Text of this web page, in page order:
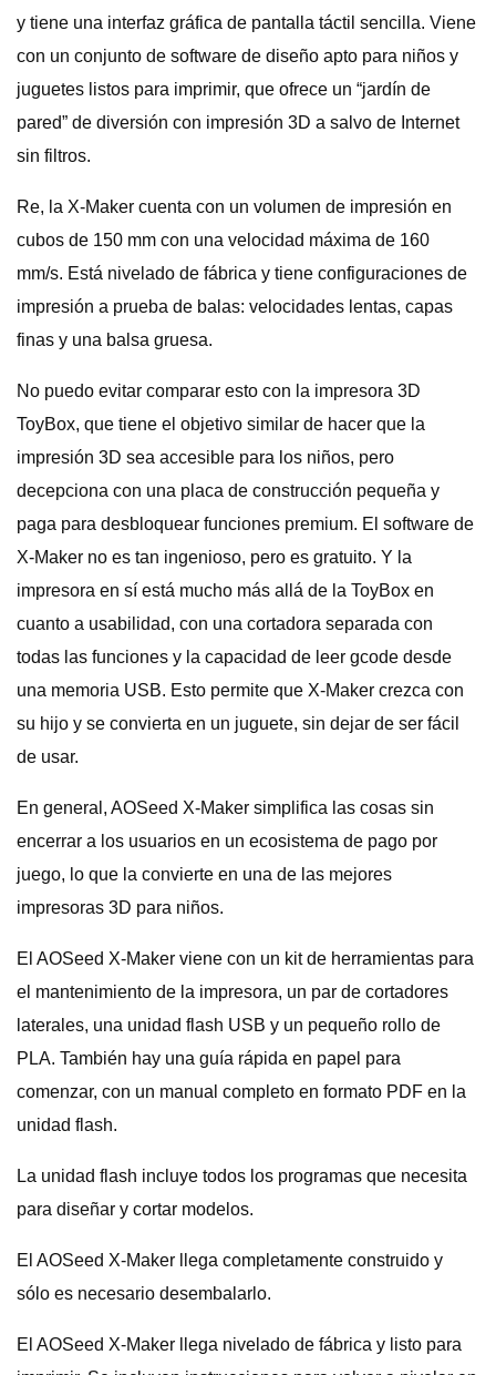
y tiene una interfaz gráfica de pantalla táctil sencilla. Viene
con un conjunto de software de diseño apto para niños y
juguetes listos para imprimir, que ofrece un “jardín de
pared” de diversión con impresión 3D a salvo de Internet
sin filtros.
Re, la X-Maker cuenta con un volumen de impresión en
cubos de 150 mm con una velocidad máxima de 160
mm/s. Está nivelado de fábrica y tiene configuraciones de
impresión a prueba de balas: velocidades lentas, capas
finas y una balsa gruesa.
No puedo evitar comparar esto con la impresora 3D
ToyBox, que tiene el objetivo similar de hacer que la
impresión 3D sea accesible para los niños, pero
decepciona con una placa de construcción pequeña y
paga para desbloquear funciones premium. El software de
X-Maker no es tan ingenioso, pero es gratuito. Y la
impresora en sí está mucho más allá de la ToyBox en
cuanto a usabilidad, con una cortadora separada con
todas las funciones y la capacidad de leer gcode desde
una memoria USB. Esto permite que X-Maker crezca con
su hijo y se convierta en un juguete, sin dejar de ser fácil
de usar.
En general, AOSeed X-Maker simplifica las cosas sin
encerrar a los usuarios en un ecosistema de pago por
juego, lo que la convierte en una de las mejores
impresoras 3D para niños.
El AOSeed X-Maker viene con un kit de herramientas para
el mantenimiento de la impresora, un par de cortadores
laterales, una unidad flash USB y un pequeño rollo de
PLA. También hay una guía rápida en papel para
comenzar, con un manual completo en formato PDF en la
unidad flash.
La unidad flash incluye todos los programas que necesita
para diseñar y cortar modelos.
El AOSeed X-Maker llega completamente construido y
sólo es necesario desembalarlo.
El AOSeed X-Maker llega nivelado de fábrica y listo para